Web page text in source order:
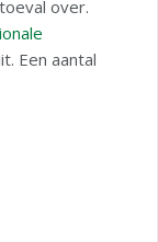
over.
Een aantal